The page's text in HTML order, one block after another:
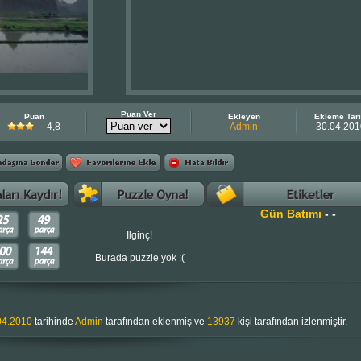
Puan
- 4,8
Puan Ver Ekleyen
Admin
Ekleme
İlginç!
Burada puzzle yok :(
Gün Batımı - -
tarihinde Admin tarafından eklenmiş ve 13937 kişi tarafından izlenmiştir.